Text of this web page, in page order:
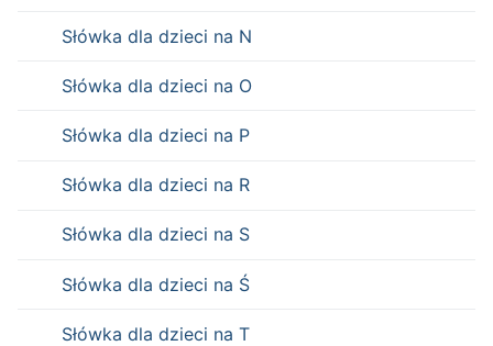
Słówka dla dzieci na N
Słówka dla dzieci na O
Słówka dla dzieci na P
Słówka dla dzieci na R
Słówka dla dzieci na S
Słówka dla dzieci na Ś
Słówka dla dzieci na T